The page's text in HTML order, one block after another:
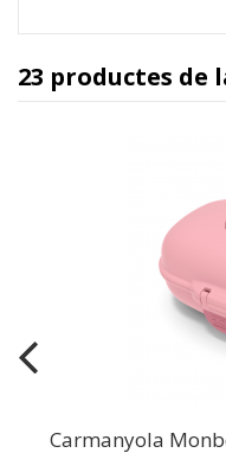
23 productes de
Carmanyola